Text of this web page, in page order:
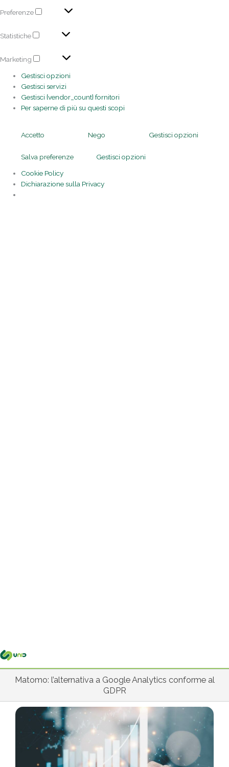
Preferenze
Statistiche
Marketing
Gestisci opzioni
Gestisci servizi
Gestisci {vendor_count} fornitori
Per saperne di più su questi scopi
Accetto Nego Gestisci opzioni
Salva preferenze
Gestisci opzioni
Cookie Policy
Dichiarazione sulla Privacy
Matomo: l’alternativa a Google Analytics conforme al
GDPR